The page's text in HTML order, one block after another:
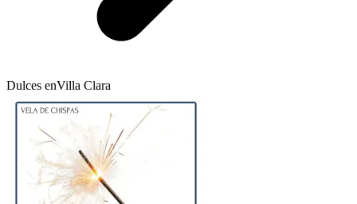
Dulces enVilla Clara